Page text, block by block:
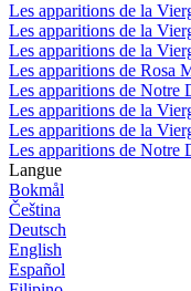
Les apparitions de la
Les apparitions de la
Les apparitions de la
Les apparitions de Rosa
Les apparitions de Notre
Les apparitions de la
Les apparitions de la
Les apparitions de Notre
Langue
Bokmål
Čeština
Deutsch
English
Español